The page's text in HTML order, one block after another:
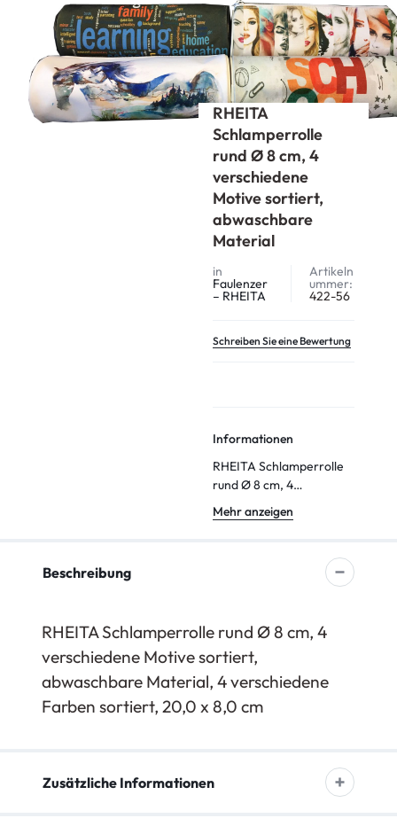
Start RHEITA
Faulenzer – RHEITA
RHEITA Schlamperrolle rund Ø 8 cm, 4 verschiedene Motive
sortiert, abwaschbare Material
RHEITA
Schlamperrolle
rund Ø 8 cm, 4
verschiedene
Motive sortiert,
abwaschbare
Material
in
Faulenzer
– RHEITA
Artikeln
ummer:
422-56
Schreiben Sie eine Bewertung
Informationen
RHEITA Schlamperrolle
rund Ø 8 cm, 4
verschiedene Motive
sortiert, abwaschbare
Mehr anzeigen
Beschreibung
RHEITA Schlamperrolle rund Ø 8 cm, 4
verschiedene Motive sortiert,
abwaschbare Material, 4 verschiedene
Farben sortiert, 20,0 x 8,0 cm
Zusätzliche Informationen